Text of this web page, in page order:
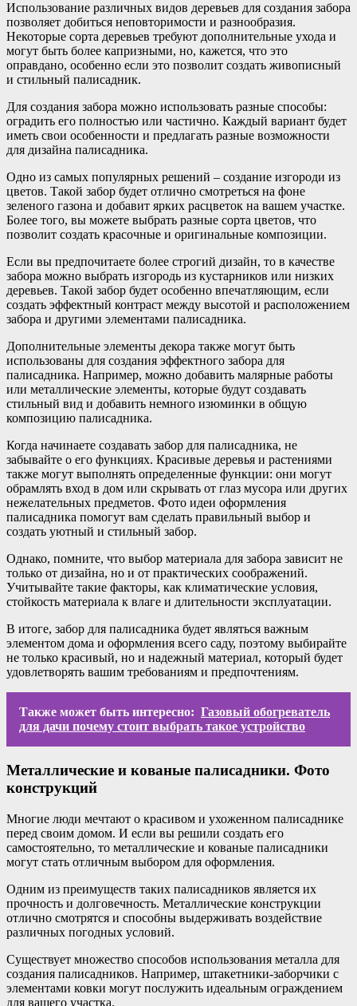
Использование различных видов деревьев для создания забора
позволяет добиться неповторимости и разнообразия.
Некоторые сорта деревьев требуют дополнительные ухода и
могут быть более капризными, но, кажется, что это
оправдано, особенно если это позволит создать живописный
и стильный палисадник.
Для создания забора можно использовать разные способы:
оградить его полностью или частично. Каждый вариант будет
иметь свои особенности и предлагать разные возможности
для дизайна палисадника.
Одно из самых популярных решений – создание изгороди из
цветов. Такой забор будет отлично смотреться на фоне
зеленого газона и добавит ярких расцветок на вашем участке.
Более того, вы можете выбрать разные сорта цветов, что
позволит создать красочные и оригинальные композиции.
Если вы предпочитаете более строгий дизайн, то в качестве
забора можно выбрать изгородь из кустарников или низких
деревьев. Такой забор будет особенно впечатляющим, если
создать эффектный контраст между высотой и расположением
забора и другими элементами палисадника.
Дополнительные элементы декора также могут быть
использованы для создания эффектного забора для
палисадника. Например, можно добавить малярные работы
или металлические элементы, которые будут создавать
стильный вид и добавить немного изюминки в общую
композицию палисадника.
Когда начинаете создавать забор для палисадника, не
забывайте о его функциях. Красивые деревья и растениями
также могут выполнять определенные функции: они могут
обрамлять вход в дом или скрывать от глаз мусора или других
нежелательных предметов. Фото идеи оформления
палисадника помогут вам сделать правильный выбор и
создать уютный и стильный забор.
Однако, помните, что выбор материала для забора зависит не
только от дизайна, но и от практических соображений.
Учитывайте такие факторы, как климатические условия,
стойкость материала к влаге и длительности эксплуатации.
В итоге, забор для палисадника будет являться важным
элементом дома и оформления всего саду, поэтому выбирайте
не только красивый, но и надежный материал, который будет
удовлетворять вашим требованиям и предпочтениям.
Также может быть интересно: Газовый обогреватель
для дачи почему стоит выбрать такое устройство
Металлические и кованые палисадники. Фото
конструкций
Многие люди мечтают о красивом и ухоженном палисаднике
перед своим домом. И если вы решили создать его
самостоятельно, то металлические и кованые палисадники
могут стать отличным выбором для оформления.
Одним из преимуществ таких палисадников является их
прочность и долговечность. Металлические конструкции
отлично смотрятся и способны выдерживать воздействие
различных погодных условий.
Существует множество способов использования металла для
создания палисадников. Например, штакетники-заборчики с
элементами ковки могут послужить идеальным ограждением
для вашего участка.